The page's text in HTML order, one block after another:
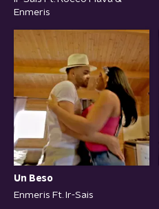
Enmeris
Un Beso
Enmeris Ft. Ir-Sais